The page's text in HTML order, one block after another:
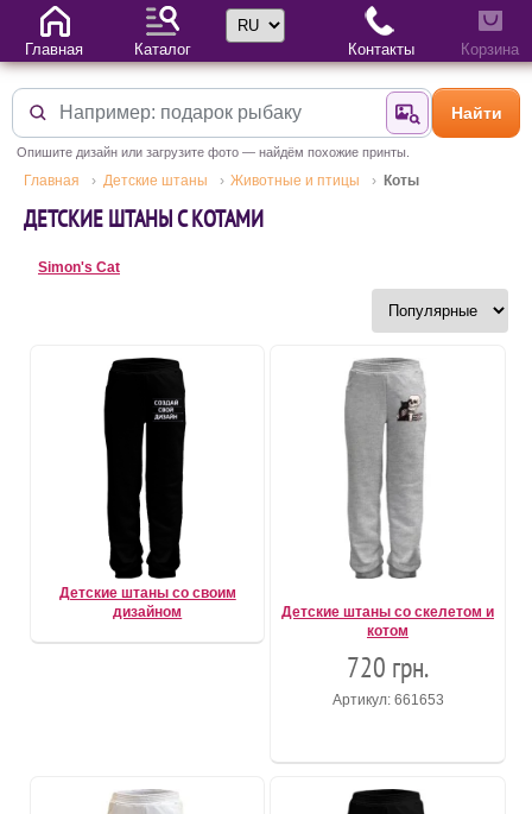
Найти поНайти
Опишите дизайн или загрузите фото — найдём похожие принты.
Главная Детские штаны Животные и птицы Коты
ДЕТСКИЕ ШТАНЫ С КОТАМИ
Simon's Cat
Детские штаны со своим
дизайном
Детские штаны со скелетом и
котом
720 грн.
Артикул: 661653
Главная Каталог
Выбор языка
Контакты Корзина